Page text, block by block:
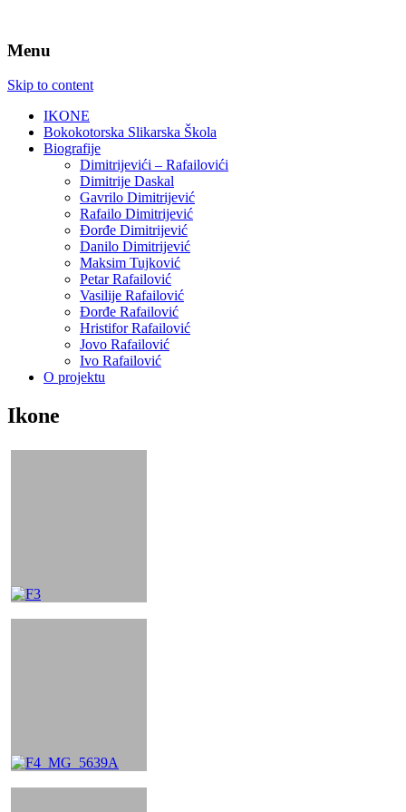
Menu
Skip to content
IKONE
Bokokotorska Slikarska Škola
Biografije
Dimitrijevići – Rafailovići
Dimitrije Daskal
Gavrilo Dimitrijević
Rafailo Dimitrijević
Đorđe Dimitrijević
Danilo Dimitrijević
Maksim Tujković
Petar Rafailović
Vasilije Rafailović
Đorđe Rafailović
Hristifor Rafailović
Jovo Rafailović
Ivo Rafailović
O projektu
Ikone